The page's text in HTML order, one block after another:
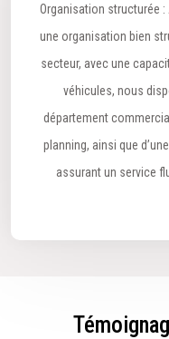
Organisation structurée
une organisation bien
secteur, avec une
véhicules, nous
département
planning, ainsi que
assurant un service